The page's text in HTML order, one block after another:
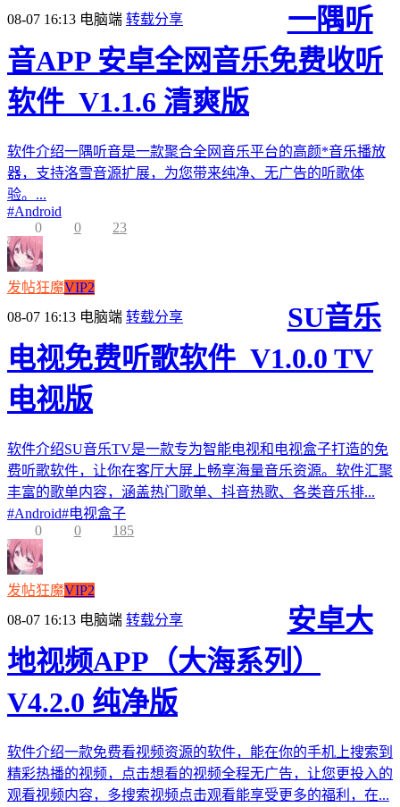
08-07 16:13 电脑端 转载分享
一隅听
音APP 安卓全网音乐免费收听
软件_V1.1.6 清爽版
软件介绍一隅听音是一款聚合全网音乐平台的高颜*音乐播放
器，支持洛雪音源扩展，为您带来纯净、无广告的听歌体
验。...
#Android
0
0 23
发帖狂魔VIP2
08-07 16:13 电脑端 转载分享
SU音乐
电视免费听歌软件_V1.0.0 TV
电视版
软件介绍SU音乐TV是一款专为智能电视和电视盒子打造的免
费听歌软件，让你在客厅大屏上畅享海量音乐资源。软件汇聚
丰富的歌单内容，涵盖热门歌单、抖音热歌、各类音乐排...
#Android#电视盒子
0
0 185
发帖狂魔VIP2
08-07 16:13 电脑端 转载分享
安卓大
地视频APP（大海系列）
V4.2.0 纯净版
软件介绍一款免费看视频资源的软件，能在你的手机上搜索到
精彩热播的视频，点击想看的视频全程无广告，让您更投入的
观看视频内容，多搜索视频点击观看能享受更多的福利，在...